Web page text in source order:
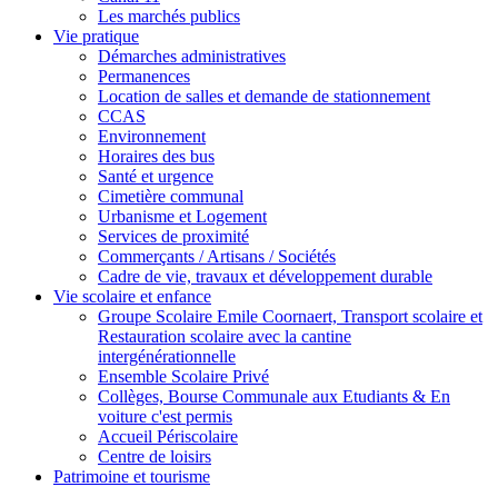
Les marchés publics
Vie pratique
Démarches administratives
Permanences
Location de salles et demande de stationnement
CCAS
Environnement
Horaires des bus
Santé et urgence
Cimetière communal
Urbanisme et Logement
Services de proximité
Commerçants / Artisans / Sociétés
Cadre de vie, travaux et développement durable
Vie scolaire et enfance
Groupe Scolaire Emile Coornaert, Transport scolaire et
Restauration scolaire avec la cantine
intergénérationnelle
Ensemble Scolaire Privé
Collèges, Bourse Communale aux Etudiants & En
voiture c'est permis
Accueil Périscolaire
Centre de loisirs
Patrimoine et tourisme